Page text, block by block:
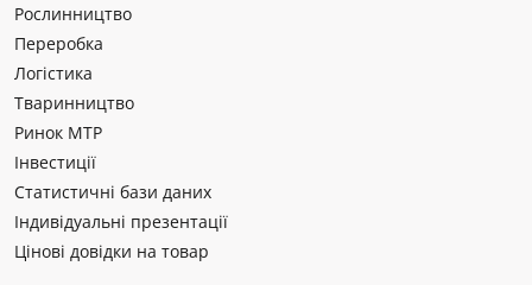
Рослинництво
Переробка
Логістика
Тваринництво
Ринок МТР
Інвестиції
Статистичні бази даних
Індивідуальні презентації
Цінові довідки на товар